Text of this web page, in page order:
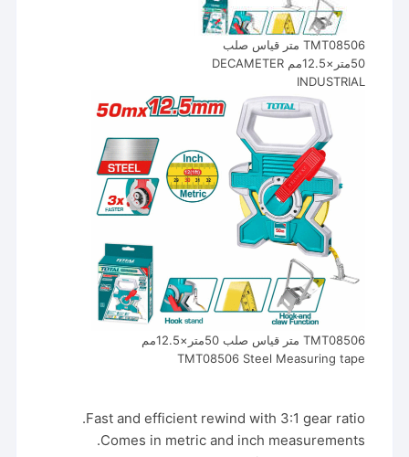
TMT08506 متر قياس صلب
50متر×12.5مم DECAMETER
INDUSTRIAL
TMT08506 متر قياس صلب 50متر×12.5مم
TMT08506 Steel Measuring tape
Fast and efficient rewind with 3:1 gear ratio.
Comes in metric and inch measurements.